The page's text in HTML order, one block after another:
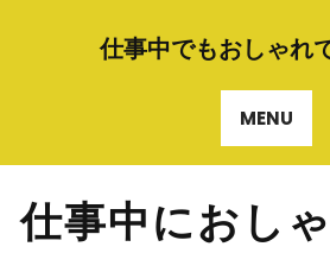
仕事中でもおしゃれ
MENU
仕事中におし